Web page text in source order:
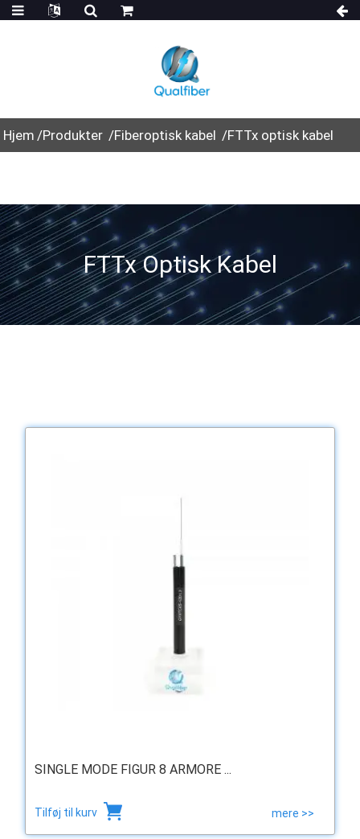
Hjem Produkter Fiberoptisk kabel FTTx optisk kabel
FTTx Optisk Kabel
SINGLE MODE FIGUR 8 ARMORE ...
Tilføj til kurv mere >>